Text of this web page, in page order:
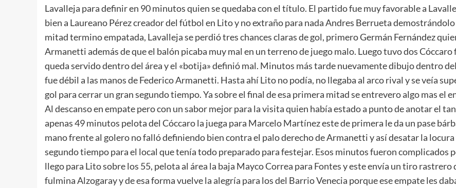
Lavalleja para definir en 90 minutos quien se quedaba con el título. El partido fue muy favorable a
bien a Laureano Pérez creador del fútbol en Lito y no extraño para nada Andres Berrueta
mitad termino empatada, Lavalleja se perdió tres chances claras de gol, primero Germán Fernández
Armanetti además de que el balón picaba muy mal en un terreno de juego malo. Luego tuvo dos
queda servido dentro del área y el «botija» definió mal. Minutos más tarde nuevamente dibujo dentro
fue débil a las manos de Federico Armanetti. Hasta ahí Lito no podía, no llegaba al arco rival y se veía
gol para cerrar un gran segundo tiempo. Ya sobre el final de esa primera mitad se entrevero algo mas el
Al descanso en empate pero con un sabor mejor para la visita quien había estado a punto de anotar el
apenas 49 minutos pelota del Cóccaro la juega para Marcelo Martínez este de primera le da un pase
mano frente al golero no falló definiendo bien contra el palo derecho de Armanetti y así desatar la
segundo tiempo para el local que tenía todo preparado para festejar. Esos minutos fueron complicados
llego para Lito sobre los 55, pelota al área la baja Mayco Correa para Fontes y este envía un tiro
fulmina Alzogaray y de esa forma vuelve la alegría para los del Barrio Venecia porque ese empate les